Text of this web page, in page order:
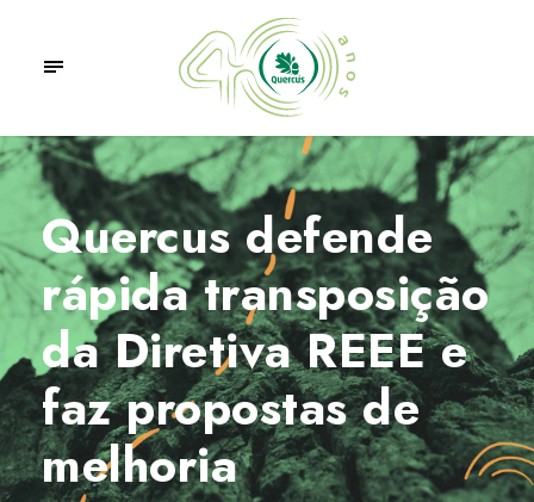
Quercus defende
rápida transposição
da Diretiva REEE e
faz propostas de
melhoria